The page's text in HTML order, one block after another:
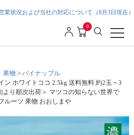
業状況および当社の対応について（8月3日現在）
0
果物
パイナップル
ン ホワイトココ 2.5kg 送料無料 約2玉～3
より順次出荷＞ マツコの知らない世界で
ルーツ 果物 おおしまや